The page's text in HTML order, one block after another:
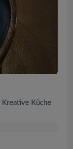
Kreative Küche